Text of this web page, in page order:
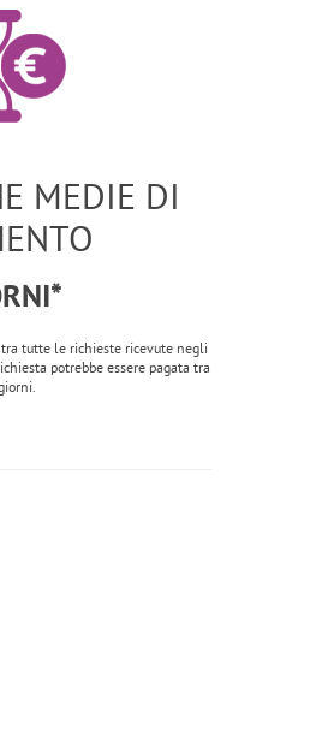
MEDIE DI
tutte le richieste ricevute negli
potrebbe essere pagata tra